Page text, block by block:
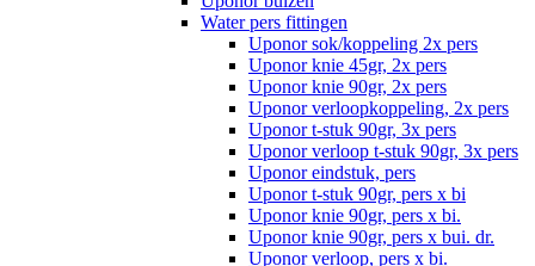
Water pers fittingen
Uponor sok/koppeling 2x pers
Uponor knie 45gr, 2x pers
Uponor knie 90gr, 2x pers
Uponor verloopkoppeling, 2x pers
Uponor t-stuk 90gr, 3x pers
Uponor verloop t-stuk 90gr, 3x pers
Uponor eindstuk, pers
Uponor t-stuk 90gr, pers x bi
Uponor knie 90gr, pers x bi.
Uponor knie 90gr, pers x bui. dr.
Uponor verloop, pers x bi.